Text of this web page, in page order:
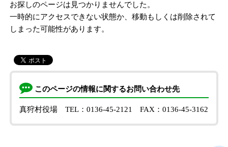
お探しのページは見つかりませんでした。
一時的にアクセスできない状態か、移動もしくは削除されて
しまった可能性があります。
このページの情報に関するお問い合わせ先
真狩村役場 TEL：0136-45-2121 FAX：0136-45-3162
報